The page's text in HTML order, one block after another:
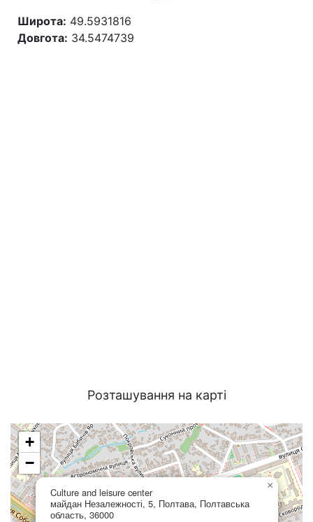
Широта: 49.5931816
Довгота: 34.5474739
Розташування на карті
Culture and leisure center
майдан Незалежності, 5, Полтава, Полтавська
область, 36000
×
+
−